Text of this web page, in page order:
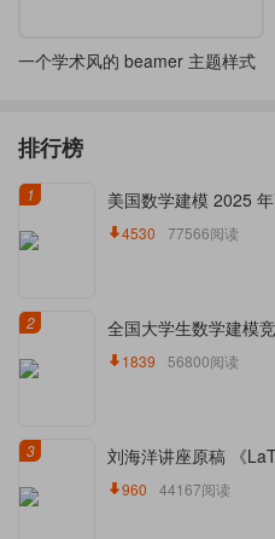
一个学术风的 beamer 主题样式
排行榜
1 美国数学建模 2025
4530 77566阅读
2 全国大学生数学建模
1839 56800阅读
3 刘海洋讲座原稿 《
960 44167阅读